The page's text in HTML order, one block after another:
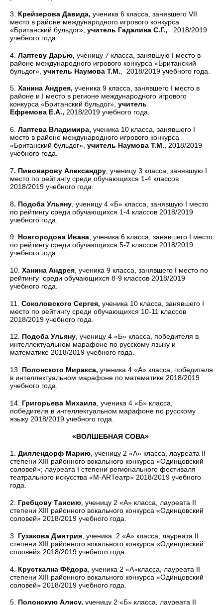
3. Крейзерова Давида, ученика 6 класса, занявшего VII
место в районе международного игрового конкурса
«Британский бульдог», учитель Гадалина С.Г., 2018/2019
учебного года.
4. Лаптеву Дарью, ученицу 7 класса, занявшую I место в
районе международного игрового конкурса «Британский
бульдог», учитель Наумова Т.М. , 2018/2019 учебного года.
5. Ханина Андрея, ученика 9 класса, занявшего I место в
районе и I место в регионе международного игрового
конкурса «Британский бульдог», учитель
Ефремова Е.А., 2018/2019 учебного года.
6. Лаптева Владимира, ученика 10 класса, занявшего I
место в районе международного игрового конкурса
«Британский бульдог», учитель Наумова Т.М. , 2018/2019
учебного года.
7. Пивоварову Александру , ученицу 3 класса, занявшую I
место по рейтингу среди обучающихся 1-4 классов
2018/2019 учебного года.
8. Подоба Ульяну , ученицу 4 «Б» класса, занявшую I место
по рейтингу среди обучающихся 1-4 классов 2018/2019
учебного года.
9. Новгородова Ивана, ученика 6 класса, занявшего I место
по рейтингу среди обучающихся 5-7 классов 2018/2019
учебного года.
10. Ханина Андрея , ученика 9 класса, занявшего I место по
рейтингу среди обучающихся 8-9 классов 2018/2019
учебного года.
11. Соколовского Сергея, ученика 10 класса, занявшего I
место по рейтингу среди обучающихся 10-11 классов
2018/2019 учебного года.
12. Подоба Ульяну, ученицу 4 «Б» класса, победителя в
интеллектуальном марафоне по русскому языку и
математике 2018/2019 учебного года.
13. Полонского Миракса, ученика 4 «А» класса, победителя
в интеллектуальном марафоне по математике 2018/2019
учебного года.
14. Григорьева Михаила , ученика 4 «Б» класса,
победителя в интеллектуальном марафоне по русскому
языку 2018/2019 учебного года.
«ВОЛШЕБНАЯ СОВА»
1. Диллендорф Марию, ученицу 2 «А» класса, лауреата II
степени XIII районного вокального конкурса «Одинцовский
соловей»; лауреата I степени регионального фестиваля
театрального искусства «М-ARТеатр» 2018/2019 учебного
года.
2. Гребцову Таисию , ученицу 2 «А» класса, лауреата II
степени XIII районного вокального конкурса «Одинцовский
соловей» 2018/2019 учебного года.
3. Гузакова Дмитрия , ученика 2 «А» класса, лауреата II
степени XIII районного вокального конкурса «Одинцовский
соловей» 2018/2019 учебного года.
4. Крусткална Фёдора , ученика 2 «А»класса, лауреата II
степени XIII районного вокального конкурса «Одинцовский
соловей» 2018/2019 учебного года.
5. Полонскую Алису, ученицу 2 «Б» класса, лауреата II